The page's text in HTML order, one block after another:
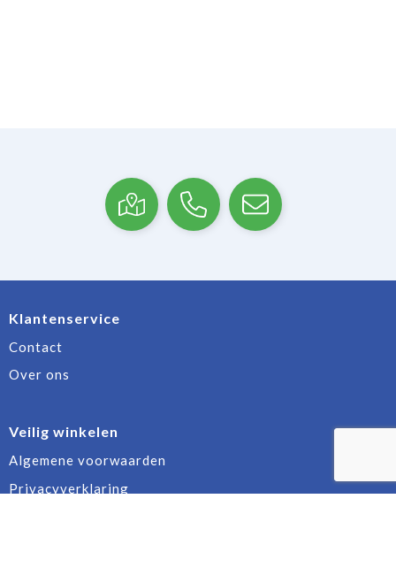
Klantenservice
Contact
Over ons
Veilig winkelen
Algemene voorwaarden
Privacyverklaring